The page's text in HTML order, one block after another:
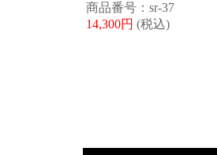
商品番号：sr-37
14,300円 (税込)